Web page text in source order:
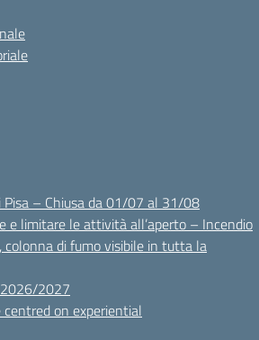
Pisa – Chiusa da 01/07 al 31/08
e limitare le attività all’aperto – Incendio
colonna di fumo visibile in tutta la
2026/2027
on experiential